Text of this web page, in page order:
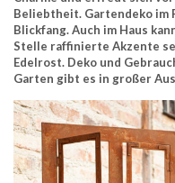
Beliebtheit. Gartendeko
Blickfang. Auch im Haus
Stelle raffinierte Akzente
Edelrost. Deko und
Garten gibt es in großer